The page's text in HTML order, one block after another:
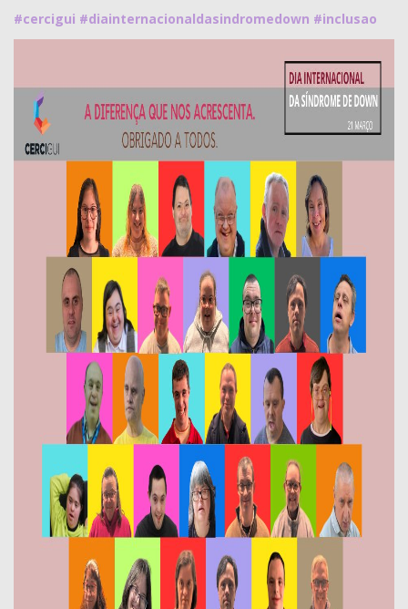
#cercigui #diainternacionaldasindromedown #inclusao